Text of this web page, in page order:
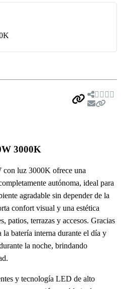
3000K
luz 3000K ofrece una
autónoma, ideal para
agradable sin depender de la
confort visual y una estética
patios, terrazas y accesos. Gracias
la batería interna durante el día y
la noche, brindando
y tecnología LED de alto